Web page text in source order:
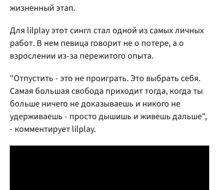
жизненный этап.
Для lilplay этот сингл стал одной из самых личных
работ. В нем певица говорит не о потере, а о
взрослении из-за пережитого опыта.
"Отпустить - это не проиграть. Это выбрать себя.
Самая большая свобода приходит тогда, когда ты
больше ничего не доказываешь и никого не
удерживаешь - просто дышишь и живешь дальше",
- комментирует lilplay.